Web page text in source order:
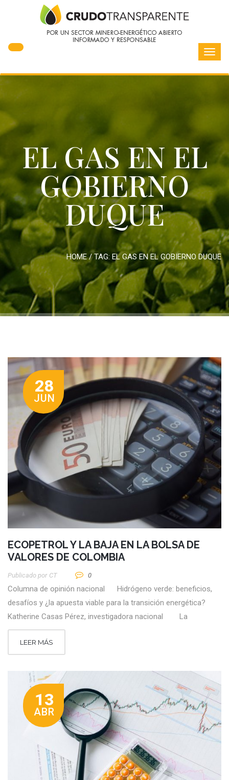
EL GAS EN EL
GOBIERNO
DUQUE
HOME/ TAG: EL GAS EN EL GOBIERNO DUQUE
28
JUN
ECOPETROL Y LA BAJA EN LA BOLSA DE
VALORES DE COLOMBIA
Publicado por CT 0
Columna de opinión nacional Hidrógeno verde: beneficios,
desafíos y ¿la apuesta viable para la transición energética?
Katherine Casas Pérez, investigadora nacional La
LEER MÁS
13
ABR